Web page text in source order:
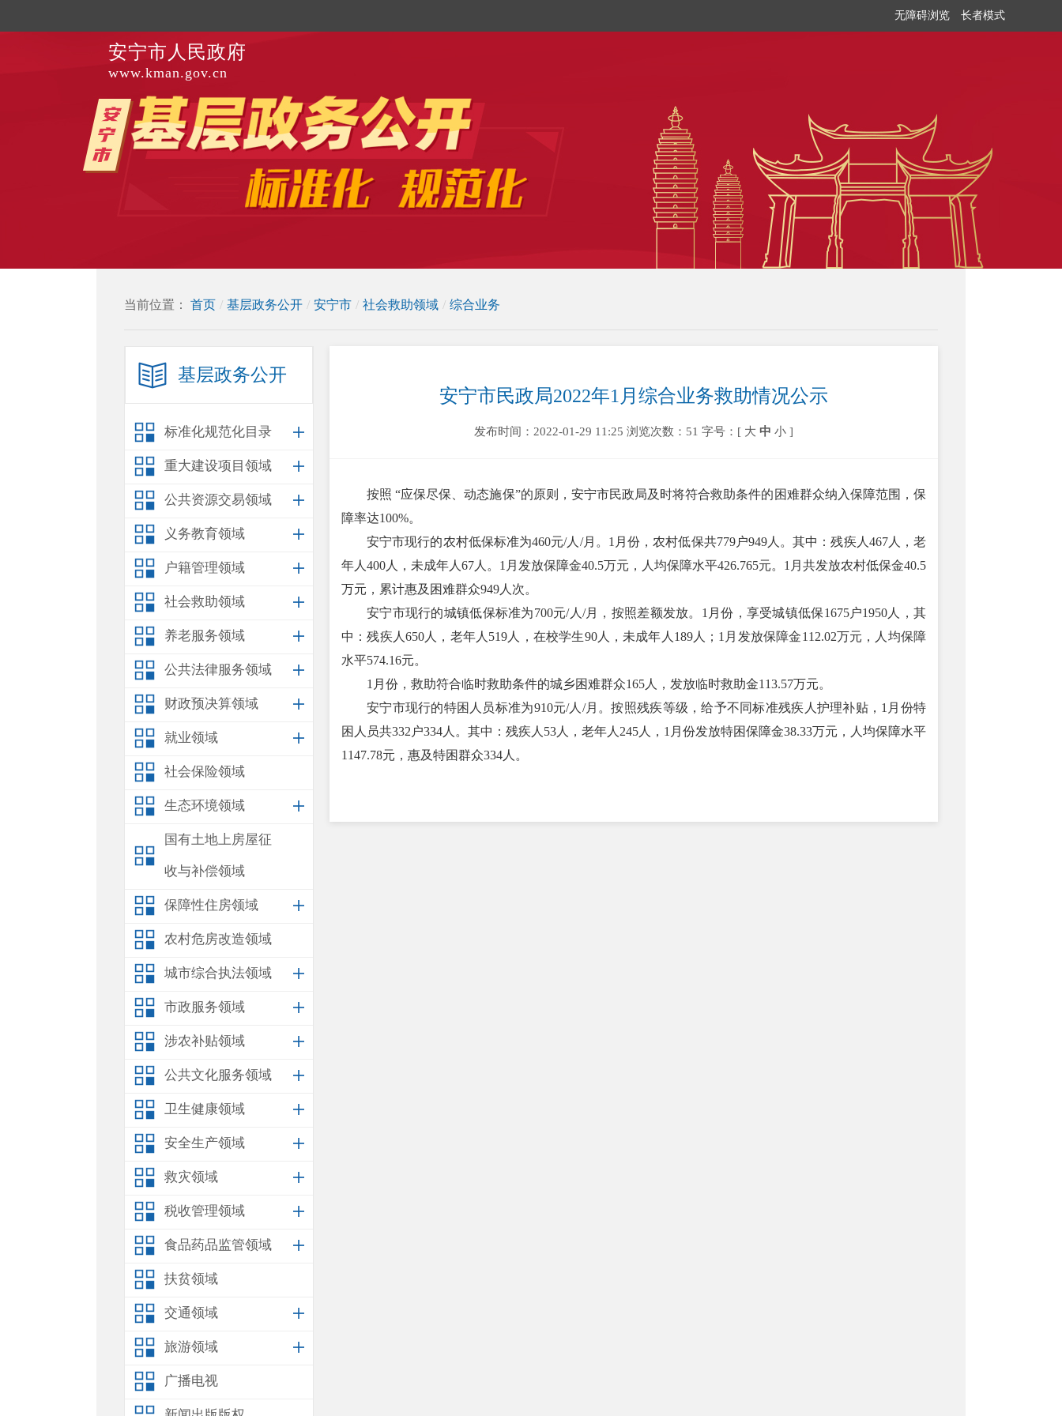
无障碍浏览 长者模式
安宁市人民政府
www.kman.gov.cn
当前位置： 首页 / 基层政务公开 / 安宁市 / 社会救助领域 / 综合业务
基层政务公开
标准化规范化目录
重大建设项目领域
公共资源交易领域
义务教育领域
户籍管理领域
社会救助领域
养老服务领域
公共法律服务领域
财政预决算领域
就业领域
社会保险领域
生态环境领域
国有土地上房屋征
收与补偿领域
保障性住房领域
农村危房改造领域
城市综合执法领域
市政服务领域
涉农补贴领域
公共文化服务领域
卫生健康领域
安全生产领域
救灾领域
税收管理领域
食品药品监管领域
扶贫领域
交通领域
旅游领域
广播电视
安宁市民政局2022年1月综合业务救助情况公示
发布时间：2022-01-29 11:25 浏览次数：51 字号：[ 大 中 小 ]
按照 “应保尽保、动态施保”的原则，安宁市民政局及时将符合救助条件的困难群众纳入保障范围，保
障率达100%。
安宁市现行的农村低保标准为460元/人/月。1月份，农村低保共779户949人。其中：残疾人467人，老
年人400人，未成年人67人。1月发放保障金40.5万元，人均保障水平426.765元。1月共发放农村低保金40.5
万元，累计惠及困难群众949人次。
安宁市现行的城镇低保标准为700元/人/月，按照差额发放。1月份，享受城镇低保1675户1950人，其
中：残疾人650人，老年人519人，在校学生90人，未成年人189人；1月发放保障金112.02万元，人均保障
水平574.16元。
1月份，救助符合临时救助条件的城乡困难群众165人，发放临时救助金113.57万元。
安宁市现行的特困人员标准为910元/人/月。按照残疾等级，给予不同标准残疾人护理补贴，1月份特
困人员共332户334人。其中：残疾人53人，老年人245人，1月份发放特困保障金38.33万元，人均保障水平
1147.78元，惠及特困群众334人。